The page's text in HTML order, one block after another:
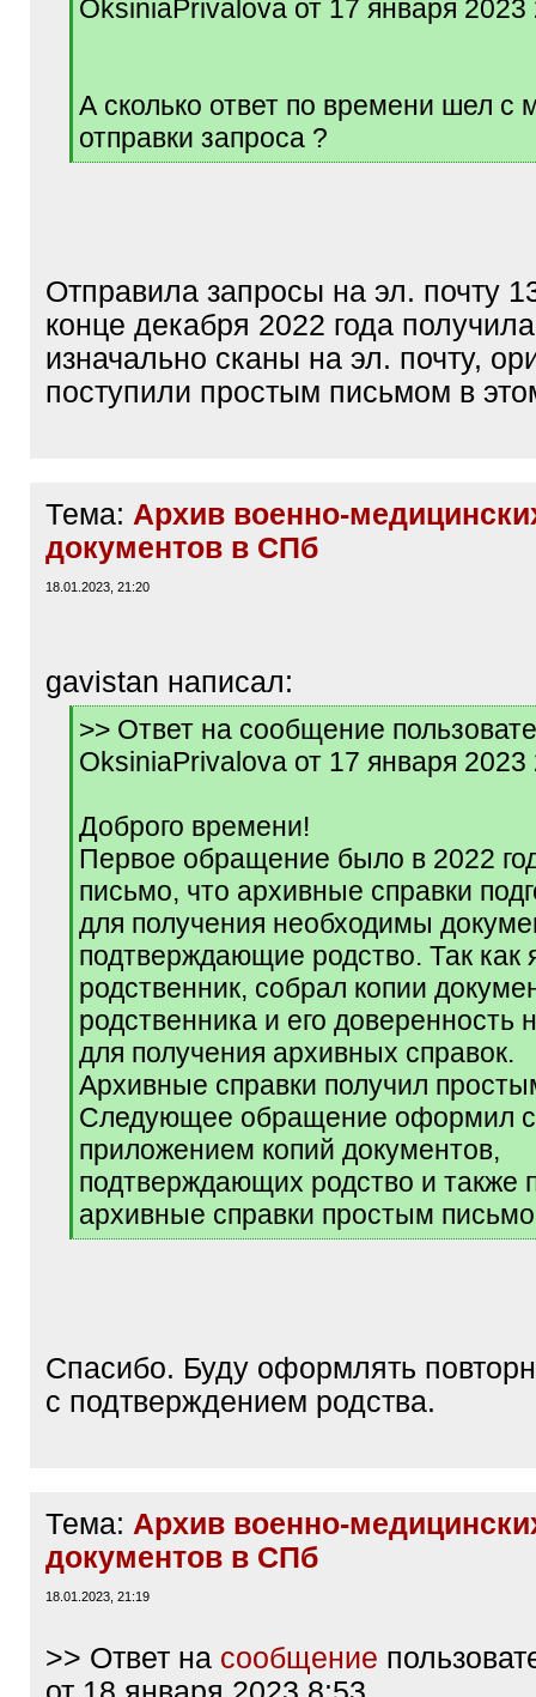
]OksiniaPrivalova от 17 января 2023
А сколько ответ по времени шел с
отправки запроса ?
[
Отправила запросы на эл. почту
конце декабря 2022 года
изначально сканы на эл. почту,
поступили простым письмом в
Тема: Архив военно-
документов в СПб
18.01.2023, 21:20
gavistan написал:
[
]
>> Ответ на сообщение
OksiniaPrivalova от 17 января 2023
Доброго времени!
Первое обращение было в 2022
письмо, что архивные справки
для получения необходимы
подтверждающие родство. Так как
родственник, собрал копии
родственника и его доверенность
для получения архивных справок.
Архивные справки получил
Следующее обращение оформил с
приложением копий документов,
подтверждающих родство и также
архивные справки простым
[
Спасибо. Буду оформлять
с подтверждением родства.
Тема: Архив военно-
документов в СПб
18.01.2023, 21:19
>> Ответ на сообщение